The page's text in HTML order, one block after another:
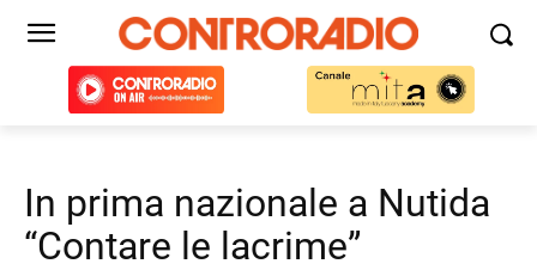
In prima nazionale a Nutida
“Contare le lacrime”